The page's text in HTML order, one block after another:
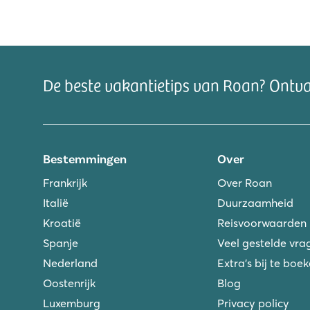
De beste vakantietips van Roan?
Bestemmingen
Frankrijk
Italië
Kroatië
Spanje
Nederland
Oostenrijk
Luxemburg
Over
Over Roan
Duurzaamheid
Reisvoorwaarden
Veel gestelde
Extra's bij te
Blog
Privacy policy